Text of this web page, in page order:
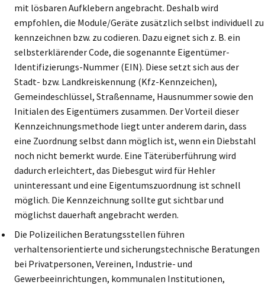
mit lösbaren Aufklebern angebracht. Deshalb wird
empfohlen, die Module/Geräte zusätzlich selbst individuell zu
kennzeichnen bzw. zu codieren. Dazu eignet sich z. B. ein
selbsterklärender Code, die sogenannte Eigentümer-
Identifizierungs-Nummer (EIN). Diese setzt sich aus der
Stadt- bzw. Landkreiskennung (Kfz-Kennzeichen),
Gemeindeschlüssel, Straßenname, Hausnummer sowie den
Initialen des Eigentümers zusammen. Der Vorteil dieser
Kennzeichnungsmethode liegt unter anderem darin, dass
eine Zuordnung selbst dann möglich ist, wenn ein Diebstahl
noch nicht bemerkt wurde. Eine Täterüberführung wird
dadurch erleichtert, das Diebesgut wird für Hehler
uninteressant und eine Eigentumszuordnung ist schnell
möglich. Die Kennzeichnung sollte gut sichtbar und
möglichst dauerhaft angebracht werden.
Die Polizeilichen Beratungsstellen führen
verhaltensorientierte und sicherungstechnische Beratungen
bei Privatpersonen, Vereinen, Industrie- und
Gewerbeeinrichtungen, kommunalen Institutionen,